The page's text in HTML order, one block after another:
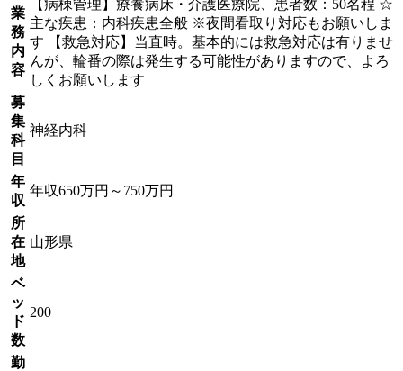
業
務
内
容
【病棟管理】療養病床・介護医療院、患者数：50名程 ☆
主な疾患：内科疾患全般 ※夜間看取り対応もお願いしま
す 【救急対応】当直時。基本的には救急対応は有りませ
んが、輪番の際は発生する可能性がありますので、よろ
しくお願いします
募
集
科
目
神経内科
年
収
年収650万円～750万円
所
在
地
山形県
ベ
ッ
ド
数
200
勤